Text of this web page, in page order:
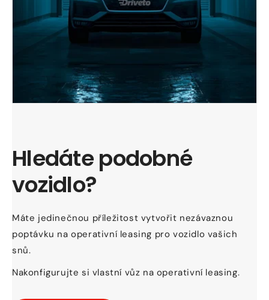
Hledáte podobné
vozidlo?
Máte jedinečnou příležitost vytvořit nezávaznou
poptávku na operativní leasing pro vozidlo vašich
snů.
Nakonfigurujte si vlastní vůz na operativní leasing.